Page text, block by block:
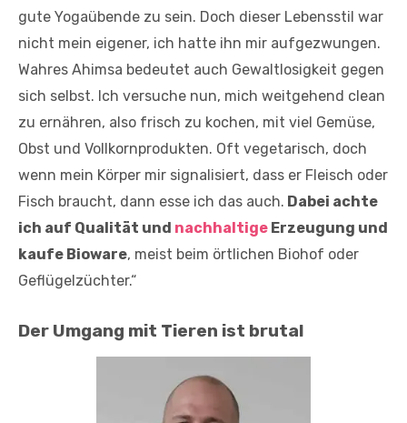
gute Yogaübende zu sein. Doch dieser Lebensstil war
nicht mein eigener, ich hatte ihn mir aufgezwungen.
Wahres Ahimsa bedeutet auch Gewaltlosigkeit gegen
sich selbst. Ich versuche nun, mich weitgehend clean
zu ernähren, also frisch zu kochen, mit viel Gemüse,
Obst und Vollkornprodukten. Oft vegetarisch, doch
wenn mein Körper mir signalisiert, dass er Fleisch oder
Fisch braucht, dann esse ich das auch. Dabei achte
ich auf Qualität und nachhaltige Erzeugung und
kaufe Bioware, meist beim örtlichen Biohof oder
Geflügelzüchter.“
Der Umgang mit Tieren ist brutal